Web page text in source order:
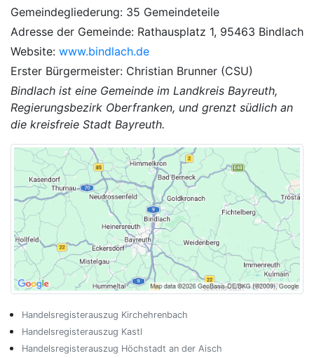
Gemeindegliederung: 35 Gemeindeteile
Adresse der Gemeinde: Rathausplatz 1, 95463 Bindlach
Website: www.bindlach.de
Erster Bürgermeister: Christian Brunner (CSU)
Bindlach ist eine Gemeinde im Landkreis Bayreuth,
Regierungsbezirk Oberfranken, und grenzt südlich an
die kreisfreie Stadt Bayreuth.
Handelsregisterauszug Kirchehrenbach
Handelsregisterauszug Kastl
Handelsregisterauszug Höchstadt an der Aisch